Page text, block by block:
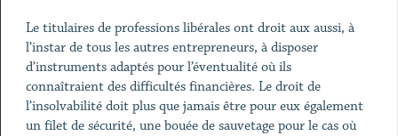
Le titulaires de professions libérales ont droit aux aussi, à
l’instar de tous les autres entrepreneurs, à disposer
d’instruments adaptés pour l’éventualité où ils
connaîtraient des difficultés financières. Le droit de
l’insolvabilité doit plus que jamais être pour eux également
un filet de sécurité, une bouée de sauvetage pour le cas où